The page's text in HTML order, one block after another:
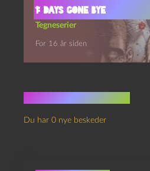
1: Days Gone Bye
Tegneserier
For 16 år siden
Du har 0 nye beskeder